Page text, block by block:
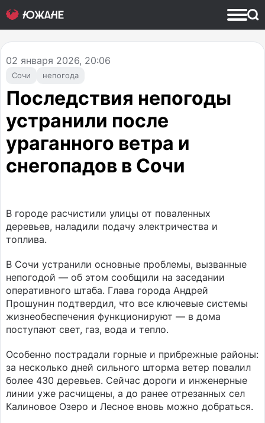
Сочи непогода
02 января 2026, 20:06
Последствия непогоды
устранили после
ураганного ветра и
снегопадов в Сочи
В городе расчистили улицы от поваленных
деревьев, наладили подачу электричества и
топлива.
В Сочи устранили основные проблемы, вызванные
непогодой — об этом сообщили на заседании
оперативного штаба. Глава города Андрей
Прошунин подтвердил, что все ключевые системы
жизнеобеспечения функционируют — в дома
поступают свет, газ, вода и тепло.
Особенно пострадали горные и прибрежные районы:
за несколько дней сильного шторма ветер повалил
более 430 деревьев. Сейчас дороги и инженерные
линии уже расчищены, а до ранее отрезанных сел
Калиновое Озеро и Лесное вновь можно добраться.